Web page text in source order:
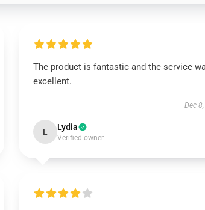
The product is fantastic and the service
excellent.
Dec
L Lydia
Verified owner